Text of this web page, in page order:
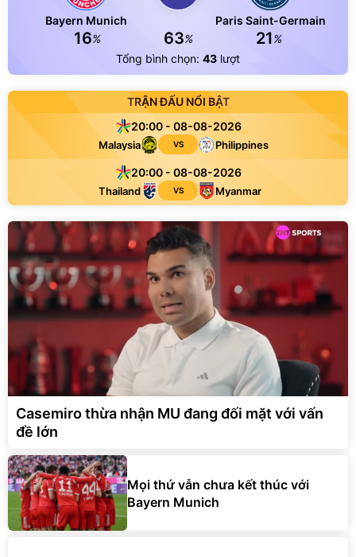
Bayern Munich Paris Saint-Germain
16% 63% 21%
Tổng bình chọn: 43 lượt
TRẬN ĐẤU NỔI BẬT
20:00 - 08-08-2026
Malaysia VS Philippines
20:00 - 08-08-2026
Thailand VS Myanmar
Casemiro thừa nhận MU đang đối mặt với vấn
đề lớn
Mọi thứ vẫn chưa kết thúc với
Bayern Munich